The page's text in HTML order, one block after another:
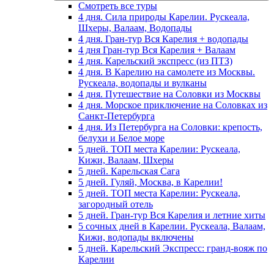
Смотреть все туры
4 дня. Сила природы Карелии. Рускеала,
Шхеры, Валаам, Водопады
4 дня. Гран-тур Вся Карелия + водопады
4 дня Гран-тур Вся Карелия + Валаам
4 дня. Карельский экспресс (из ПТЗ)
4 дня. В Карелию на самолете из Москвы.
Рускеала, водопады и вулканы
4 дня. Путешествие на Соловки из Москвы
4 дня. Морское приключение на Соловках из
Санкт-Петербурга
4 дня. Из Петербурга на Соловки: крепость,
белухи и Белое море
5 дней. ТОП места Карелии: Рускеала,
Кижи, Валаам, Шхеры
5 дней. Карельская Сага
5 дней. Гуляй, Москва, в Карелии!
5 дней. ТОП места Карелии: Рускеала,
загородный отель
5 дней. Гран-тур Вся Карелия и летние хиты
5 сочных дней в Карелии. Рускеала, Валаам,
Кижи, водопады включены
5 дней. Карельский Экспресс: гранд-вояж по
Карелии